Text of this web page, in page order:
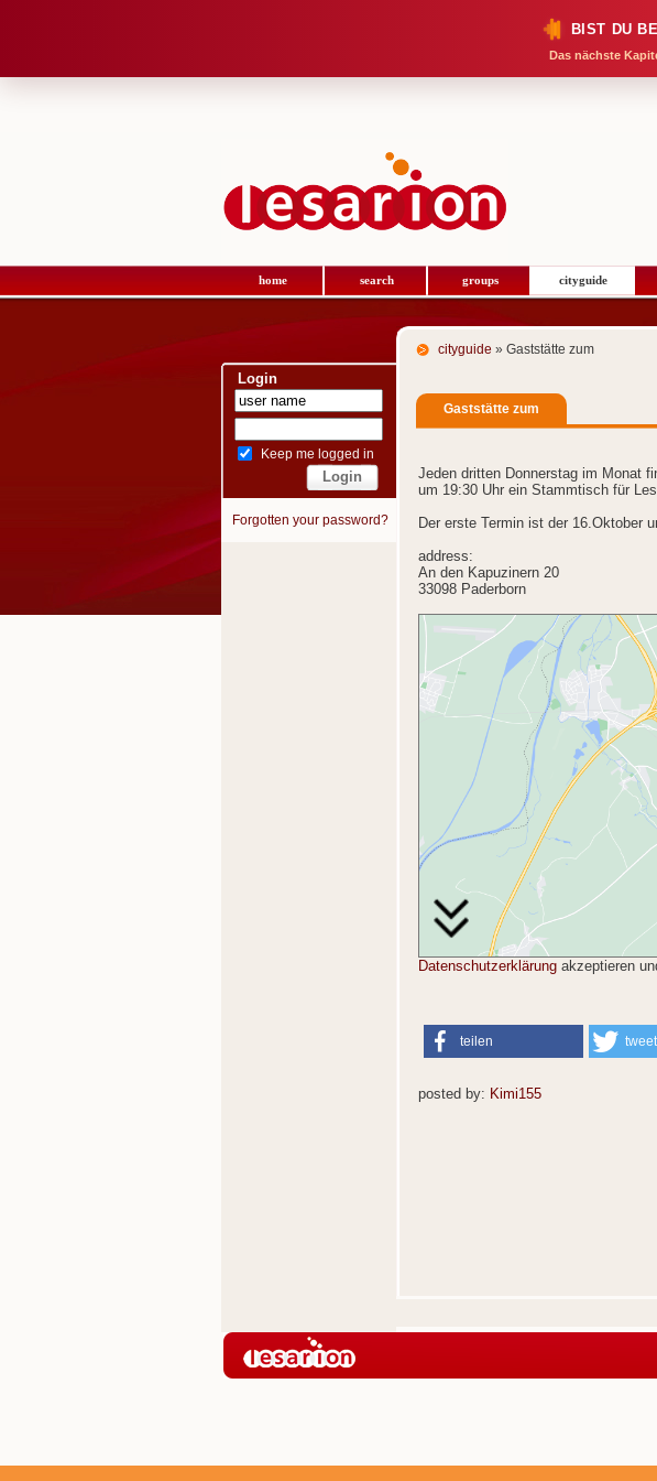
BIST DU
Das nächste
home search groups cityguide
Login
Keep me logged in
Forgotten your password?
cityguide » Gaststätte zum
Gaststätte zum
Jeden dritten Donnerstag im Monat
um 19:30 Uhr ein Stammtisch für
Der erste Termin ist der 16.Oktober
address:
An den Kapuzinern 20
33098 Paderborn
Datenschutzerklärung akzeptieren
teilen tweet
posted by: Kimi155